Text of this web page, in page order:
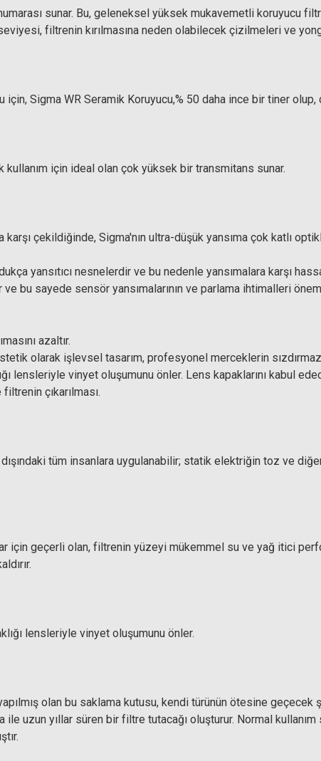
sunar. Bu, geleneksel yüksek mukavemetli koruyucu
filtrenin kırılmasına neden olabilecek çizilmeleri ve
Sigma WR Seramik Koruyucu,% 50 daha ince bir tiner
için ideal olan çok yüksek bir transmitans sunar.
çekildiğinde, Sigma'nın ultra-düşük yansıma çok katlı
yansıtıcı nesnelerdir ve bu nedenle yansımalara karşı
bu sayede sensör yansımalarının ve parlama ihtimalleri
azaltır.
olarak işlevsel tasarım, profesyonel merceklerin
lensleriyle vinyet oluşumunu önler. Lens kapaklarını kabul
çıkarılması.
tüm insanlara uygulanabilir; statik elektriğin toz ve
için geçerli olan, filtrenin yüzeyi mükemmel su ve yağ itici
lensleriyle vinyet oluşumunu önler.
olan bu saklama kutusu, kendi türünün ötesine
uzun yıllar süren bir filtre tutacağı oluşturur. Normal kullanım